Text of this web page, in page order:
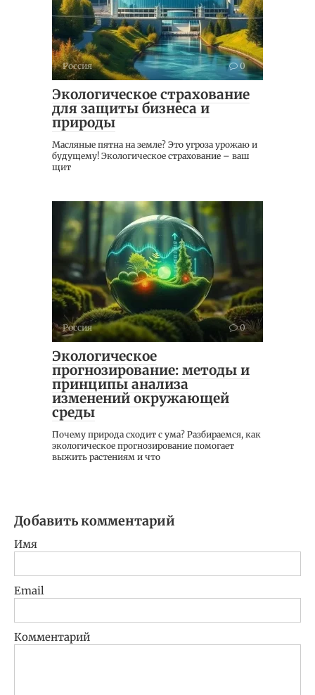
Россия 0
Экологическое страхование
для защиты бизнеса и
природы
Масляные пятна на земле? Это угроза урожаю и
будущему! Экологическое страхование – ваш
щит
Россия 0
Экологическое
прогнозирование: методы и
принципы анализа
изменений окружающей
среды
Почему природа сходит с ума? Разбираемся, как
экологическое прогнозирование помогает
выжить растениям и что
Добавить комментарий
Имя
Email
Комментарий